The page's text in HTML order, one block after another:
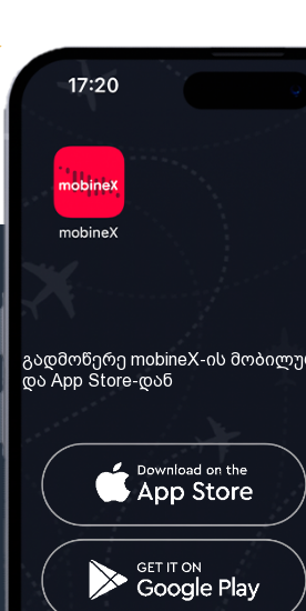
ჩვენ შესახებ
ჩვენი სერვისები
კონტაქტი
საქართველო: თბილისი
ტელ: 032 2 04 00 50
გადმოწერე mobineX-ის
და App Store-დან